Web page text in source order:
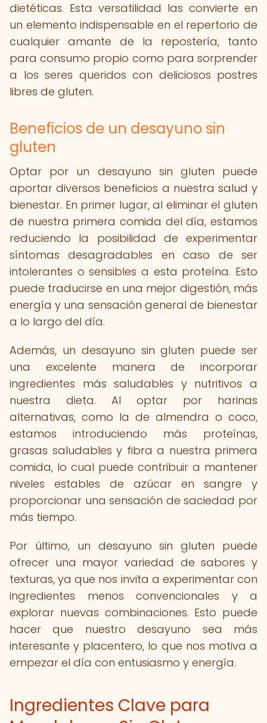
dietéticas. Esta versatilidad las convierte en
un elemento indispensable en el repertorio de
cualquier amante de la repostería, tanto
para consumo propio como para sorprender
a los seres queridos con deliciosos postres
libres de gluten.
Beneficios de un desayuno sin
gluten
Optar por un desayuno sin gluten puede
aportar diversos beneficios a nuestra salud y
bienestar. En primer lugar, al eliminar el gluten
de nuestra primera comida del día, estamos
reduciendo la posibilidad de experimentar
síntomas desagradables en caso de ser
intolerantes o sensibles a esta proteína. Esto
puede traducirse en una mejor digestión, más
energía y una sensación general de bienestar
a lo largo del día.
Además, un desayuno sin gluten puede ser
una excelente manera de incorporar
ingredientes más saludables y nutritivos a
nuestra dieta. Al optar por harinas
alternativas, como la de almendra o coco,
estamos introduciendo más proteínas,
grasas saludables y fibra a nuestra primera
comida, lo cual puede contribuir a mantener
niveles estables de azúcar en sangre y
proporcionar una sensación de saciedad por
más tiempo.
Por último, un desayuno sin gluten puede
ofrecer una mayor variedad de sabores y
texturas, ya que nos invita a experimentar con
ingredientes menos convencionales y a
explorar nuevas combinaciones. Esto puede
hacer que nuestro desayuno sea más
interesante y placentero, lo que nos motiva a
empezar el día con entusiasmo y energía.
Ingredientes Clave para